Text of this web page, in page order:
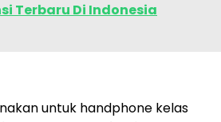
Terbaru Di Indonesia
untuk handphone kelas